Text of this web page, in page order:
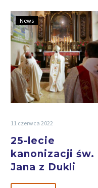
News
11 czerwca 2022
25-lecie
kanonizacji św.
Jana z Dukli